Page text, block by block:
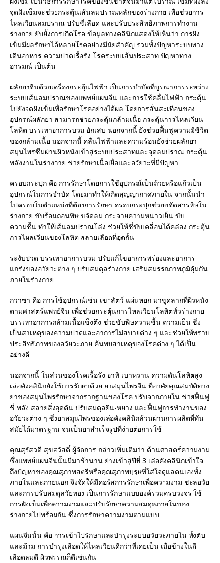
จุดฝังเข็มจะช่วยกระตุ้นเส้นลมปราณหลักของร่างกาย เพื่อช่วยการ
ไหลเวียนลมปราณ ปรับชี่เลือด และปรับประสิทธิภาพการทำงาน
ร่างกาย ยับยั้งการเกิดโรค ข้อมูลทางคลินิกแสดงให้เห็นว่า การฝัง
เข็มมีผลรักษาได้หลายโรคอย่างมีนัยสำคัญ รวมทั้งปัญหาระบบทาง
เดินอาหาร ความปวดเรื้อรัง โรคระบบเส้นประสาท ปัญหาทาง
อารมณ์ เป็นต้น
ผลักยาจีนด้วยเครื่องกระตุ้นไฟฟ้า เป็นการบำบัดที่บูรณาการระหว่าง
ระบบเส้นลมปราณของแพทย์แผนจีน และการใช้คลื่นไฟฟ้า กระตุ้น
ไปยังจุดฝังเข็มเพื่อรักษาโรคอย่างได้ผล โดยการสั่นสะเทือนของ
อุปกรณ์ผลักยา สามารถช่วยกระตุ้นกล้ามเนื้อ กระตุ้นการไหลเวียน
โลหิต บรรเทาอาการบวม อักเสบ นอกจากนี้ ยังช่วยฟื้นฟูความมีชีวิต
ของกล้ามเนื้อ นอกจากนี้ คลื่นไฟฟ้าและความร้อนยังช่วยผลักยา
สมุนไพรซึมผ่านผิวหนังเข้าสู่ระบบประสาทและจุดลมปราณ กระตุ้น
พลังงานในร่างกาย ช่วยรักษาเนื้อเยื่อและอวัยวะที่มีปัญหา
ครอบกระปุก คือ การรักษาโดยการใช้อุปกรณ์เป็นถ้วยหรือแก้วเป็น
อุปกรณ์ในการบำบัด โดยมาทำให้เกิดสุญญากาศภายใน จากนั้นนำ
ไปครอบในตำแหน่งที่ต้องการรักษา ครอบกระปุกช่วยขจัดสารพิษใน
ร่างกาย ขับร้อนถอนพิษ ขจัดลม กระจายความหนาวเย็น ขับ
ความชื้น ทำให้เส้นลมปราณโล่ง ช่วยให้ชี่ขับเคลื่อนได้คล่อง กระตุ้น
การไหลเวียนของโลหิต สลายเลือดที่อุดกั้น
ระงับปวด บรรเทาอาการบวม ปรับแก้ไขอาการพร่องและอาการ
แกร่งของอวัยวะต่าง ๆ ปรับสมดุลร่างกาย เสริมสมรรถภาพภูมิคุ้มกัน
ภายในร่างกาย
กวาซา คือ การใช้อุปกรณ์เช่น เขาสัตว์ แผ่นหยก มาขูดลากที่ผิวหนัง
ตามศาสตร์แพทย์จีน เพื่อช่วยกระตุ้นการไหลเวียนโลหิตทั่วร่างกาย
บรรเทาอาการกล้ามเนื้อแข็งตึง ช่วยขับพิษความชื้น ความเย็น ซึ่ง
เป็นสาเหตุของความปวดและอาการไม่สบายต่าง ๆ และช่วยให้ทราบ
ประสิทธิภาพของอวัยวะภาย ค้นพบสาเหตุของโรคต่าง ๆ ได้เป็น
อย่างดี
นอกจากนี้ ในส่วนของโรคเรื้อรัง อาทิ เบาหวาน ความดันโลหิตสูง
เล่อคังคลินิกยังใช้การรักษาด้วย ยาสมุนไพรจีน ที่อาศัยคุณสมบัติทาง
ยาของสมุนไพรรักษาจากรากฐานของโรค ปรับจากภายใน ช่วยฟื้นฟู
ชี่ พลัง สลายสิ่งอุดตัน ปรับสมดุลยิน-หยาง และฟื้นฟูการทำงานของ
อวัยวะต่าง ๆ ซึ่งยาสมุนไพรของเล่อคังคลินิกล้วนผ่านการผลิตที่ทัน
สมัยได้มาตรฐาน จนเป็นยาสำเร็จรูปที่ง่ายต่อการใช้
คุณสุรัสวดี สุขสวัสดิ์ ผู้จัดการ กล่าวเพิ่มเติมว่า ด้านศาสตร์ความงาม
ซึ่งแพทย์แผนจีนนั้นมีมาช้านาน ย่างเข้าสู่ปีที่ 3 เล่อคังคลินิกเข้าใจ
ถึงปัญหาของคุณสุภาพสตรีหรือคุณสุภาพบุรุษที่ใส่ใจดูแลตนเองทั้ง
ภายในและภายนอก จึงจัดให้มีคอร์สการรักษาเพื่อความงาม ชะลอวัย
และการปรับสมดุลวัยทอง เป็นการรักษาแบบองค์รวมครบวงจร ใช้
การฝังเข็มเพื่อความงามและปรับรักษาความสมดุลภายในของ
ร่างกายไปพร้อมกัน ซึ่งการรักษาความงามตามแบบ
แผนจีนนั้น คือ การเข้าไปรักษาและบำรุงระบบอวัยวะภายใน ทั้งตับ
และม้าม การบำรุงเลือดให้ไหลเวียนดีกว่าที่เคยเป็น เมื่อข้างในดี
เลือดลมดี ผิวพรรณก็ดีเช่นกัน